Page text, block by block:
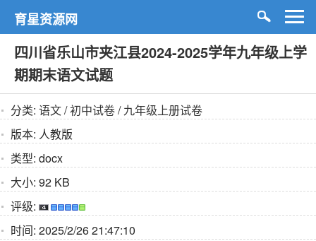
育星资源网
四川省乐山市夹江县2024-2025学年九年级上学
期期末语文试题
分类: 语文/初中试卷/九年级上册试卷
版本: 人教版
类型: docx
大小: 92 KB
评级:
时间: 2025/2/26 21:47:10